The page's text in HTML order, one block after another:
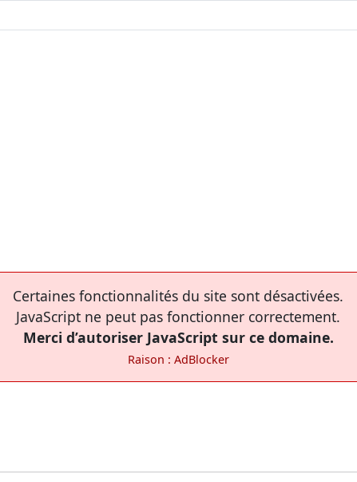
Certaines fonctionnalités du site sont désactivées.
JavaScript ne peut pas fonctionner correctement.
Merci d’autoriser JavaScript sur ce domaine.
Raison : AdBlocker